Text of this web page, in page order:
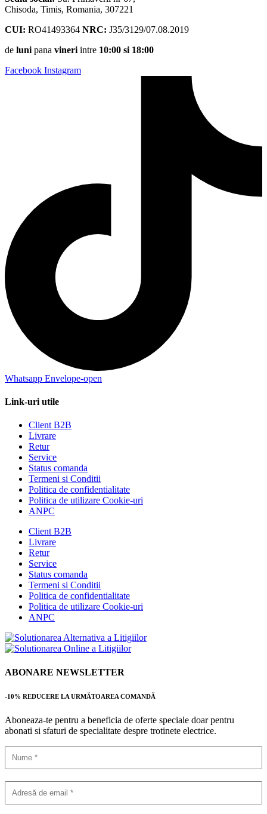
Chisoda, Timis, Romania, 307221
CUI: RO41493364 NRC: J35/3129/07.08.2019
de luni pana vineri intre 10:00 si 18:00
Facebook Instagram
Whatsapp Envelope-open
Link-uri utile
Client B2B
Livrare
Retur
Service
Status comanda
Termeni si Conditii
Politica de confidentialitate
Politica de utilizare Cookie-uri
ANPC
Client B2B
Livrare
Retur
Service
Status comanda
Termeni si Conditii
Politica de confidentialitate
Politica de utilizare Cookie-uri
ANPC
ABONARE NEWSLETTER
-10% REDUCERE LA URMĂTOAREA COMANDĂ
Aboneaza-te pentru a beneficia de oferte speciale doar pentru
abonati si sfaturi de specialitate despre trotinete electrice.